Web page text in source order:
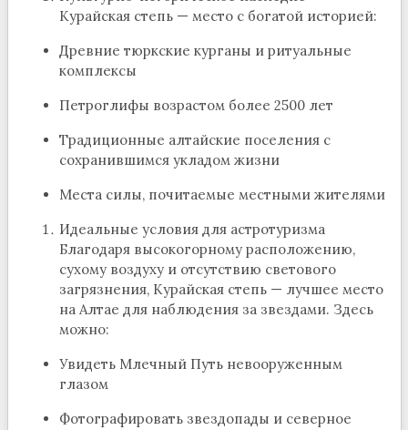
Курайская степь — место с богатой историей:
Древние тюркские курганы и ритуальные
комплексы
Петроглифы возрастом более 2500 лет
Традиционные алтайские поселения с
сохранившимся укладом жизни
Места силы, почитаемые местными жителями
Идеальные условия для астротуризма
Благодаря высокогорному расположению,
сухому воздуху и отсутствию светового
загрязнения, Курайская степь — лучшее место
на Алтае для наблюдения за звездами. Здесь
можно:
Увидеть Млечный Путь невооруженным
глазом
Фотографировать звездопады и северное